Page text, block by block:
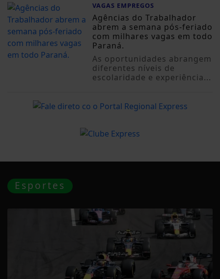
VAGAS EMPREGOS
Agências do Trabalhador
abrem a semana pós-feriado
com milhares vagas em todo
Paraná.
As oportunidades abrangem
diferentes níveis de
escolaridade e experiência...
Esportes